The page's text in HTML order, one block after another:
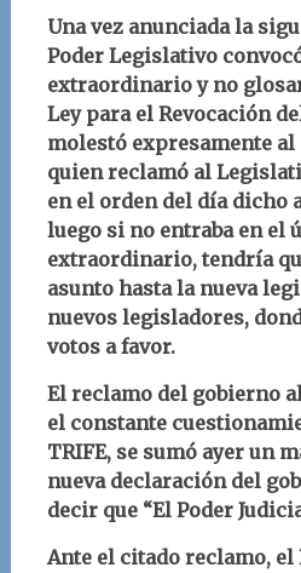
Una vez anunciada la
Poder Legislativo
extraordinario y no
Ley para el Revocación
molestó expresamente
quien reclamó al
en el orden del día dicho
luego si no entraba en el
extraordinario, tendría
asunto hasta la nueva
nuevos legisladores,
votos a favor.
El reclamo del gobierno
el constante
TRIFE, se sumó ayer un
nueva declaración del
decir que “El Poder
Ante el citado reclamo,